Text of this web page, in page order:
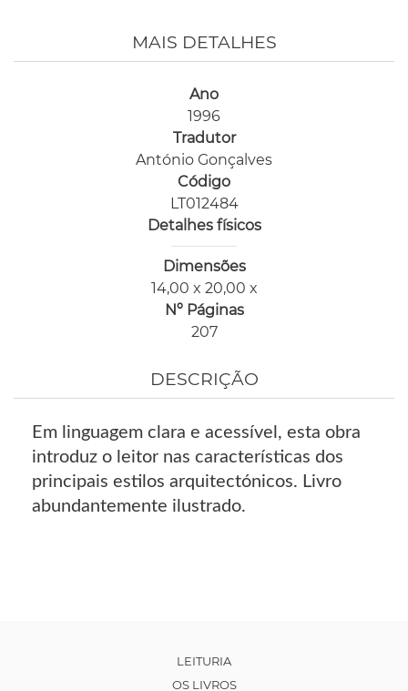
MAIS DETALHES
Ano
1996
Tradutor
António Gonçalves
Código
LT012484
Detalhes físicos
Dimensões
14,00 x 20,00 x
Nº Páginas
207
DESCRIÇÃO
Em linguagem clara e acessível, esta obra
introduz o leitor nas características dos
principais estilos arquitectónicos. Livro
abundantemente ilustrado.
LEITURIA
OS LIVROS